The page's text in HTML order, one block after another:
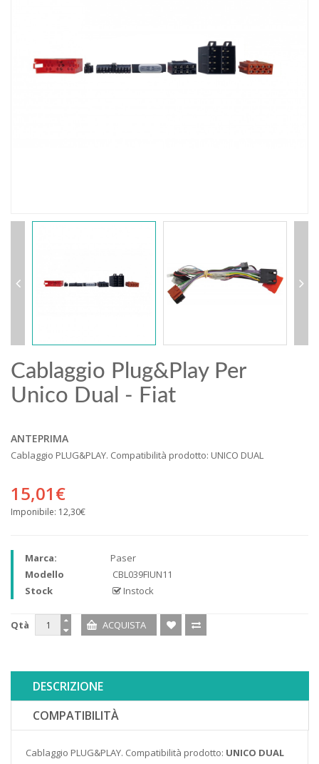
Cablaggio Plug&Play Per
Unico Dual - Fiat
ANTEPRIMA
Cablaggio PLUG&PLAY. Compatibilità prodotto: UNICO DUAL
15,01€
Imponibile: 12,30€
Marca:
Paser
Modello
CBL039FIUN11
Stock
Instock
Qtà
DESCRIZIONE
COMPATIBILITÀ
Cablaggio PLUG&PLAY. Compatibilità prodotto: UNICO DUAL